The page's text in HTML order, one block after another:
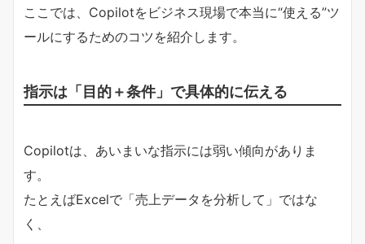
ここでは、Copilotをビジネス現場で本当に“使える”ツ
ールにするためのコツを紹介します。
指示は「目的＋条件」で具体的に伝える
Copilotは、あいまいな指示には弱い傾向がありま
す。
たとえばExcelで「売上データを分析して」ではな
く、